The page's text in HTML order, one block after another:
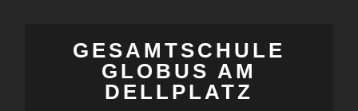
GESAMTSCHULE
GLOBUS AM
DELLPLATZ